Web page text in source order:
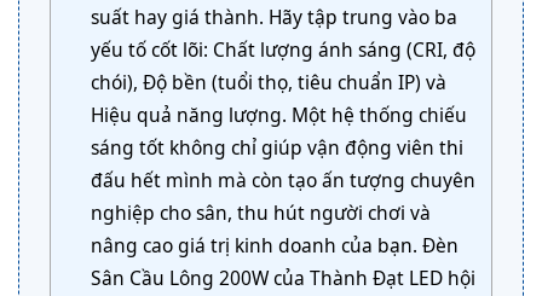
suất hay giá thành. Hãy tập trung vào ba
yếu tố cốt lõi: Chất lượng ánh sáng (CRI, độ
chói), Độ bền (tuổi thọ, tiêu chuẩn IP) và
Hiệu quả năng lượng. Một hệ thống chiếu
sáng tốt không chỉ giúp vận động viên thi
đấu hết mình mà còn tạo ấn tượng chuyên
nghiệp cho sân, thu hút người chơi và
nâng cao giá trị kinh doanh của bạn. Đèn
Sân Cầu Lông 200W của Thành Đạt LED hội